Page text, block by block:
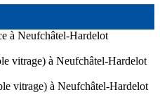
à Neufchâtel-Hardelot
vitrage) à Neufchâtel-Hardelot
vitrage) à Neufchâtel-Hardelot